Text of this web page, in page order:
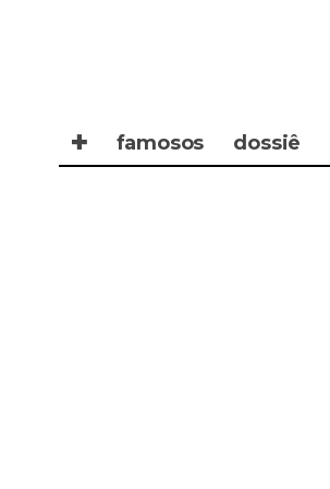
✚ famosos dossiê